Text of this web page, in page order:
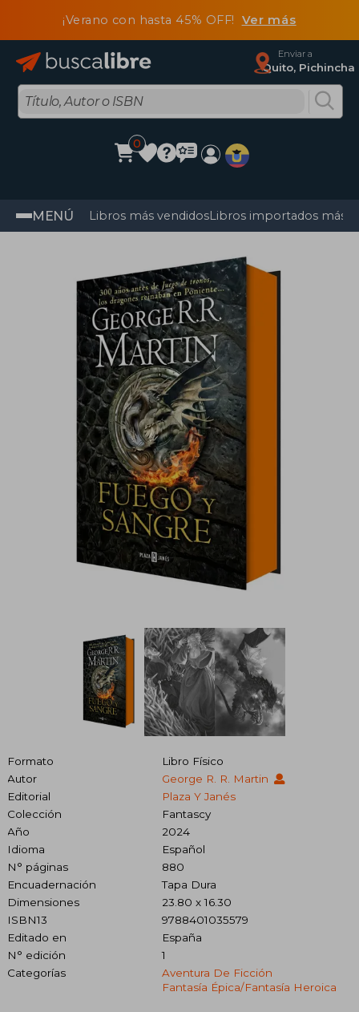
¡Verano con hasta 45% OFF! Ver más
Enviar a
Quito, Pichincha
0
MENÚ Libros más vendidosLibros importados más
Formato
Libro Físico
Autor
George R. R. Martin
Editorial
Plaza Y Janés
Colección
Fantascy
Año
2024
Idioma
Español
N° páginas
880
Encuadernación
Tapa Dura
Dimensiones
23.80 x 16.30
ISBN13
9788401035579
Editado en
España
N° edición
1
Categorías
Aventura De Ficción
Fantasía Épica/fantasía Heroica